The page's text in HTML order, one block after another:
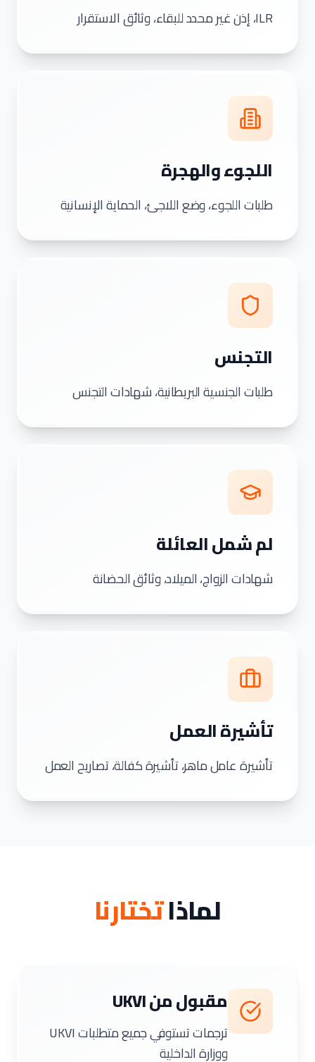
ILR، إذن غير محدد للبقاء، وثائق الاستقرار
اللجوء والهجرة
طلبات اللجوء، وضع اللاجئ، الحماية الإنسانية
التجنس
طلبات الجنسية البريطانية، شهادات التجنس
لم شمل العائلة
شهادات الزواج، الميلاد، وثائق الحضانة
تأشيرة العمل
تأشيرة عامل ماهر، تأشيرة كفالة، تصاريح العمل
لماذاتختارنا
مقبول من UKVI
ترجمات تستوفي جميع متطلبات UKVI
ووزارة الداخلية